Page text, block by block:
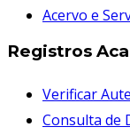
Acervo e
Registros
Verificar
Consulta de